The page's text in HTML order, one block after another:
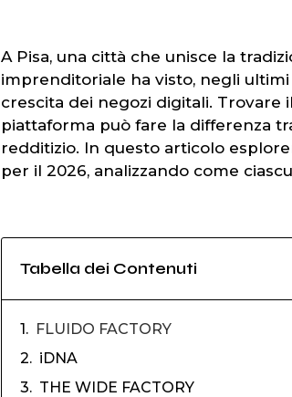
A Pisa, una città che unisce la
imprenditoriale ha visto, negli
crescita dei negozi digitali.
piattaforma può fare la differenza
redditizio. In questo articolo
per il 2026, analizzando come
Tabella dei Contenuti
FLUIDO FACTORY
iDNA
THE WIDE FACTORY